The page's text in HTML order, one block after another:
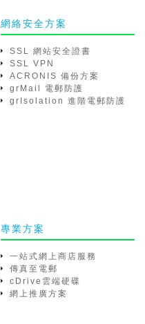
網絡安全方案
SSL 網站安全證書
SSL VPN
ACRONIS 備份方案
grMail 電郵防護
grIsolation 進階電郵防護
專業方案
一站式網上商店服務
傳真至電郵
cDrive雲端硬碟
網上推廣方案